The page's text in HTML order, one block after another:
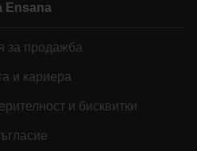
Ensana
за продажба
и кариера
и бисквитки